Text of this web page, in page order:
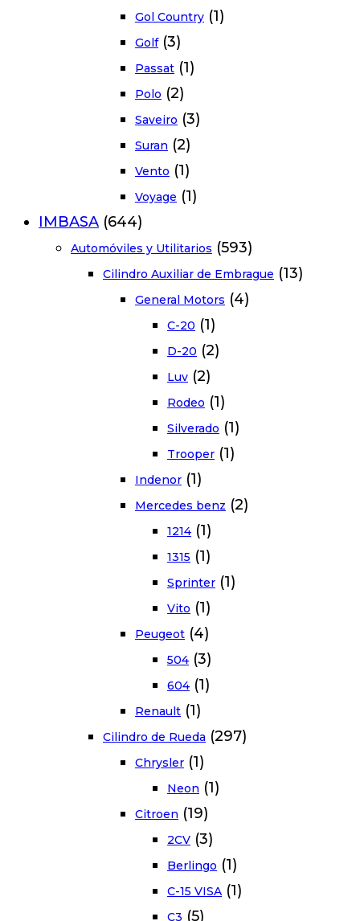
Gol Country (1)
Golf (3)
Passat (1)
Polo (2)
Saveiro (3)
Suran (2)
Vento (1)
Voyage (1)
IMBASA (644)
Automóviles y Utilitarios (593)
Cilindro Auxiliar de Embrague (13)
General Motors (4)
C-20 (1)
D-20 (2)
Luv (2)
Rodeo (1)
Silverado (1)
Trooper (1)
Indenor (1)
Mercedes benz (2)
1214 (1)
1315 (1)
Sprinter (1)
Vito (1)
Peugeot (4)
504 (3)
604 (1)
Renault (1)
Cilindro de Rueda (297)
Chrysler (1)
Neon (1)
Citroen (19)
2CV (3)
Berlingo (1)
C-15 VISA (1)
C3 (5)